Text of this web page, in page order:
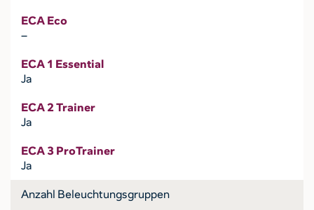
ECA Eco
–
ECA 1 Essential
Ja
ECA 2 Trainer
Ja
ECA 3 ProTrainer
Ja
Anzahl Beleuchtungsgruppen